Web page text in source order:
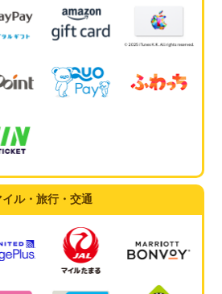
イル・旅行・交通